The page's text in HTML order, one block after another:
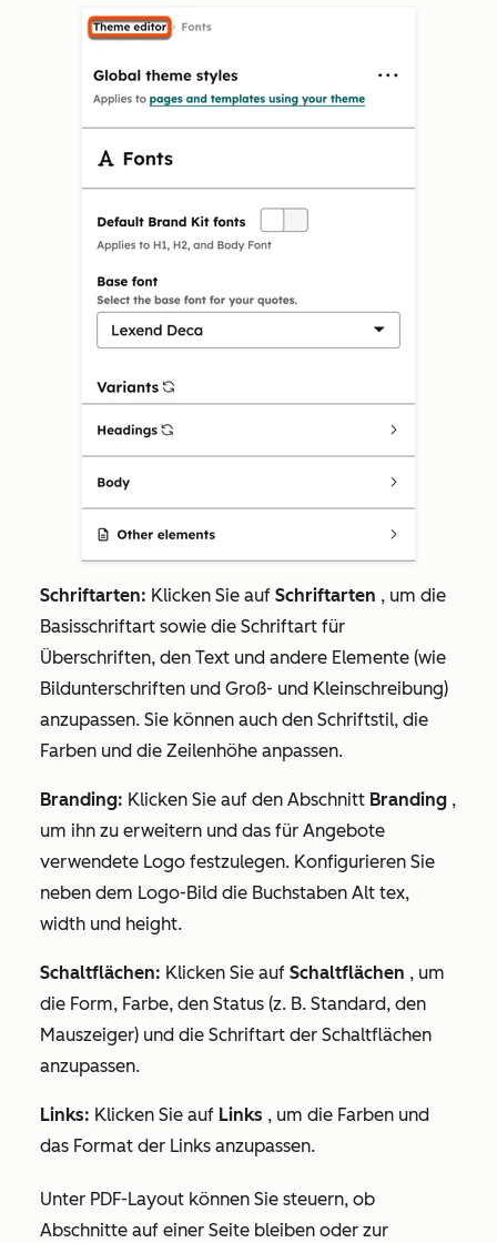
Schriftarten: Klicken Sie auf Schriftarten , um die
Basisschriftart sowie die Schriftart für
Überschriften, den Text und andere Elemente (wie
Bildunterschriften und Groß- und Kleinschreibung)
anzupassen. Sie können auch den Schriftstil, die
Farben und die Zeilenhöhe anpassen.
Branding: Klicken Sie auf den Abschnitt Branding ,
um ihn zu erweitern und das für Angebote
verwendete Logo festzulegen. Konfigurieren Sie
neben dem Logo-Bild die Buchstaben Alt tex,
width und height.
Schaltflächen: Klicken Sie auf Schaltflächen , um
die Form, Farbe, den Status (z. B. Standard, den
Mauszeiger) und die Schriftart der Schaltflächen
anzupassen.
Links: Klicken Sie auf Links , um die Farben und
das Format der Links anzupassen.
Unter PDF-Layout können Sie steuern, ob
Abschnitte auf einer Seite bleiben oder zur